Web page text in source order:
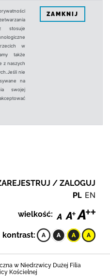
stosuje
w
także
z naszych
nie
na
swojej
ZAMKNIJ
/ ZALOGUJ
PL EN
wielkość:
kontrast:
w Niedrzwicy Dużej Filia
Kościelnej